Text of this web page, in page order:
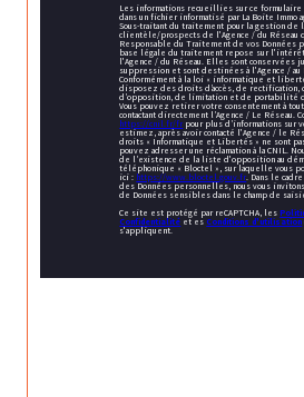
Les informations recueillies sur ce
dans un fichier informatisé par La Boite Immo
Sous-traitant du traitement pour la gestion de
clientèle/prospects de l'Agence / du Réseau
Responsable du Traitement de vos Données
base légale du traitement repose sur
l'Agence / du Réseau. Elles sont conservées
suppression et sont destinées à l'Agence / au
Conformément à la loi « informatique et
disposez des droits d’accès, de rectification,
d’opposition, de limitation et de portabilité
Vous pouvez retirer votre consentement à
contactant directement l’Agence / Le Réseau.
https://cnil.fr/frpour plus d’informations sur
estimez, après avoir contacté l'Agence / le
droits « Informatique et Libertés » ne sont
pouvez adresser une réclamation à la CNIL.
de l’existence de la liste d'opposition au
téléphonique « Bloctel », sur laquelle vous
ici : https://www.bloctel.gouv.fr. Dans le
des Données personnelles, nous vous
de Données sensibles dans le champ de
Ce site est protégé par reCAPTCHA, les
Confidentialité et esConditions d'utilisation
s'appliquent.